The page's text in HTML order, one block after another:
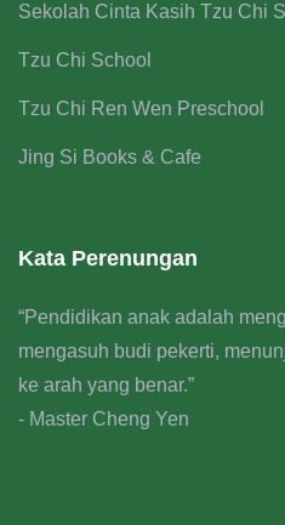
Sekolah Cinta Kasih Tzu Chi
Tzu Chi School
Tzu Chi Ren Wen Preschool
Jing Si Books & Cafe
Kata Perenungan
“Pendidikan anak adalah
mengasuh budi pekerti,
ke arah yang benar.”
- Master Cheng Yen